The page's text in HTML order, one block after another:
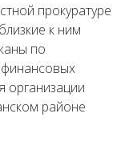
прокуратуре
к ним
по
организации
районе